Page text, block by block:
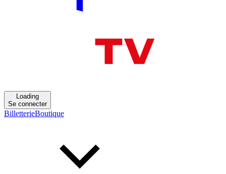
Loading
Se connecter
BilletterieBoutique